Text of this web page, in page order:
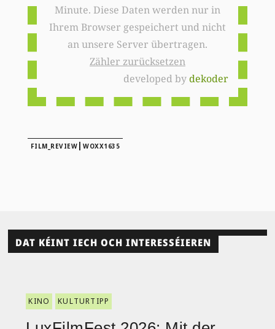
Minute. Diese Daten werden nur in
Ihrem Browser gespeichert und nicht
an unsere Server übertragen.
Zähler zurücksetzen
developed bydekoder
FILM_REVIEW |WOXX1635
DAT KÉINT IECH OCH INTERESSÉIEREN
KINO KULTURTIPP